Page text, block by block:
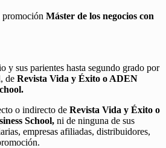
Máster de los negocios con
y sus parientes hasta segundo grado por
de Revista Vida y Éxito o ADEN
o indirecto de Revista Vida y Éxito o
School, ni de ninguna de sus
empresas afiliadas, distribuidores,